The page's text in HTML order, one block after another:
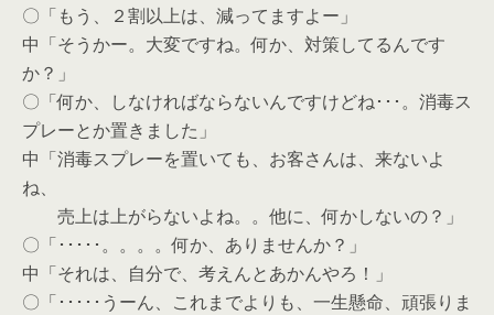
〇「もう、２割以上は、減ってますよー」
中「そうかー。大変ですね。何か、対策してるんです
か？」
〇「何か、しなければならないんですけどね･･･。消毒ス
プレーとか置きました」
中「消毒スプレーを置いても、お客さんは、来ないよ
ね、
売上は上がらないよね。。他に、何かしないの？」
〇「･････。。。。何か、ありませんか？」
中「それは、自分で、考えんとあかんやろ！」
〇「･････うーん、これまでよりも、一生懸命、頑張りま